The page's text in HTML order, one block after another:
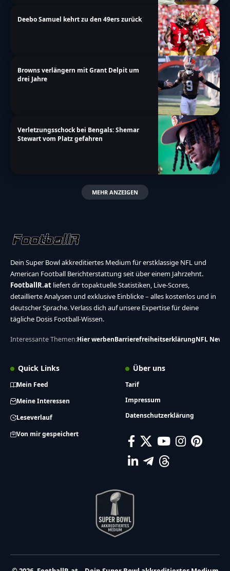
Deebo Samuel kehrt zu den 49ers zurück
Browns verlängern mit Grant Delpit um
drei Jahre
Verletzungsschock bei Bengals: Shemar
Stewart vom Platz gefahren
MEHR ANZEIGEN
Dein Super Bowl akkreditiertes Medium für erstklassige NFL und
American Football Berichterstattung seit über einem Jahrzehnt.
FootballR.at liefert dir topaktuelle Statistiken, Live-Scores,
detaillierte Analysen und exklusive Einblicke – alles kostenlos und in
deutscher Sprache. Verlass dich auf unsere Expertise für deine
tägliche Dosis Football-Wissen.
Interessante Themen:Hier werbenBarrierefreiheitserklärungNFL News
Quick Links
Mein Feed
Meine Interessen
Leseverlauf
Von mir gespeichert
Über uns
Tarif
Impressum
Datenschutzerklärung